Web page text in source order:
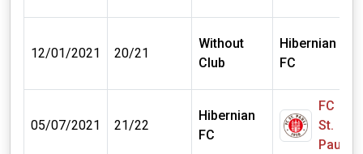
12/01/2021 20/21
Without
Club
Hibernian
FC
05/07/2021 21/22
Hibernian
FC
FC
St.
Pauli